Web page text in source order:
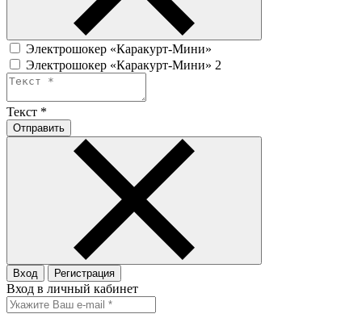
Электрошокер «Каракурт-Мини»
Электрошокер «Каракурт-Мини» 2
Текст *
Отправить
Вход Регистрация
Вход в личный кабинет